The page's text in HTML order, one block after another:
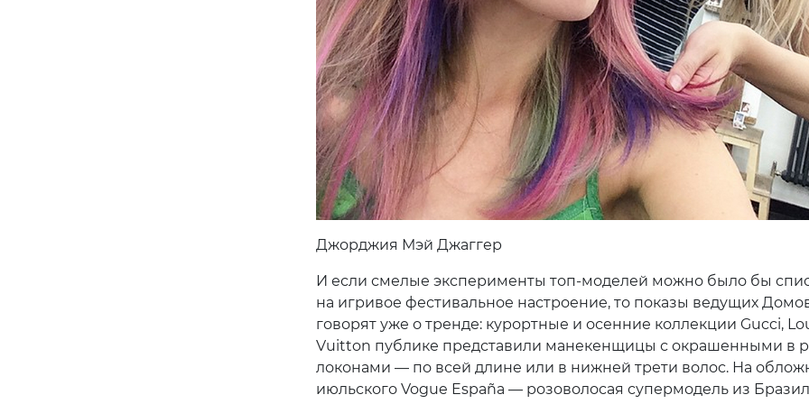
Джорджия Мэй Джаггер
И если смелые эксперименты топ-моделей можно было бы
на игривое фестивальное настроение, то показы ведущих
говорят уже о тренде: курортные и осенние коллекции Gucci,
Vuitton публике представили манекенщицы с окрашенными в
локонами — по всей длине или в нижней трети волос. На
июльского Vogue España — розоволосая супермодель из